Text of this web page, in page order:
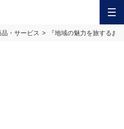
品・サービス 『地域の魅力を旅するお